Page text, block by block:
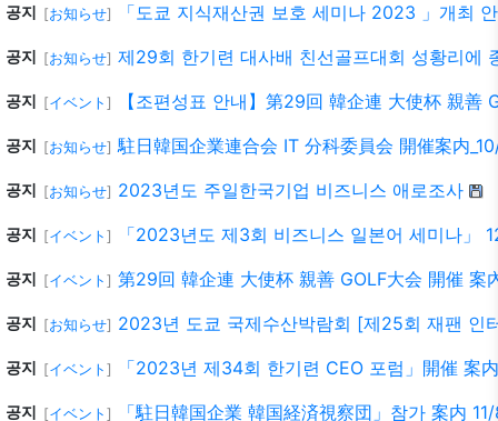
공지 [お知らせ] 「도쿄 지식재산권 보호 세미나 2023 」개최
공지 [お知らせ] 제29회 한기련 대사배 친선골프대회 성황리에
공지 [イベント ] 【조편성표 안내】第29回 韓企連 大使杯 親善
공지 [お知らせ] 駐日韓国企業連合会 IT 分科委員会 開催案内
공지 [お知らせ] 2023년도 주일한국기업 비즈니스 애로조사
공지 [イベント ] 「2023년도 제3회 비즈니스 일본어 세미나」
공지 [イベント ] 第29回 韓企連 大使杯 親善 GOLF大会 開催 案
공지 [お知らせ] 2023년 도쿄 국제수산박람회 [제25회 재팬 인
공지 [イベント ] 「2023년 제34회 한기련 CEO 포럼」開催 案
공지 [イベント ] 「駐日韓国企業 韓国経済視察団」참가 案内